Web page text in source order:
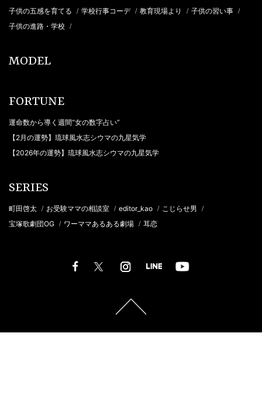
子供の五感を育てる / 学校行事コーデ / 教育現場より / 子供の習い事 /
子供の進路・学校 /
MODEL
FORTUNE
運命数から導く週間“女の数字占い”
【2月の運勢】琉球風水志シウマの九星気学
【2026年の運勢】琉球風水志シウマの九星気学
SERIES
町田啓太 / お受験ママの相談室 / editor_kao / こじらせ男 /
宝塚歌劇団OG / ワーママあるある劇場 / 耳恋